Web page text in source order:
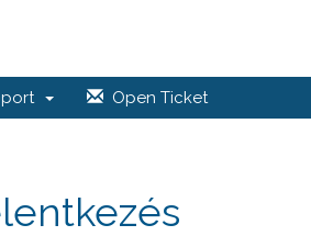
Open Ticket